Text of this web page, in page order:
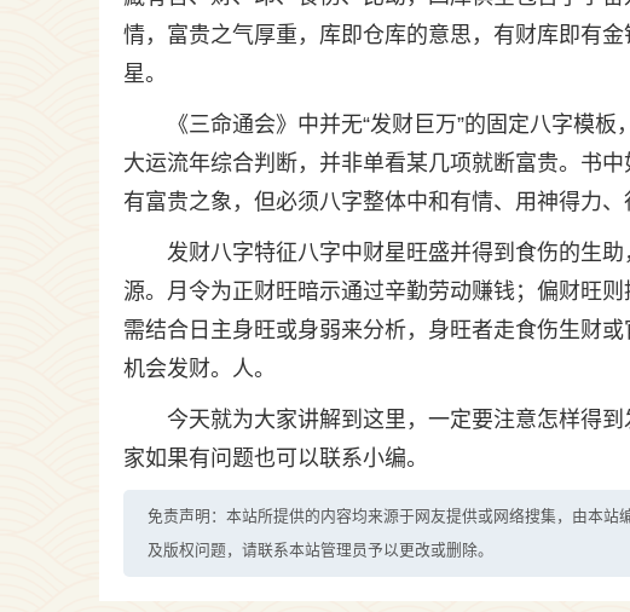
情，富贵之气厚重，库即仓库的意思，有财库即有
星。
《三命通会》中并无“发财巨万”的固定八字模
大运流年综合判断，并非单看某几项就断富贵。书中
有富贵之象，但必须八字整体中和有情、用神得力、
发财八字特征八字中财星旺盛并得到食伤的生
源。月令为正财旺暗示通过辛勤劳动赚钱；偏财旺
需结合日主身旺或身弱来分析，身旺者走食伤生财
机会发财。人。
今天就为大家讲解到这里，一定要注意怎样得
家如果有问题也可以联系小编。
免责声明：本站所提供的内容均来源于网友提供或网络搜集，由本
及版权问题，请联系本站管理员予以更改或删除。